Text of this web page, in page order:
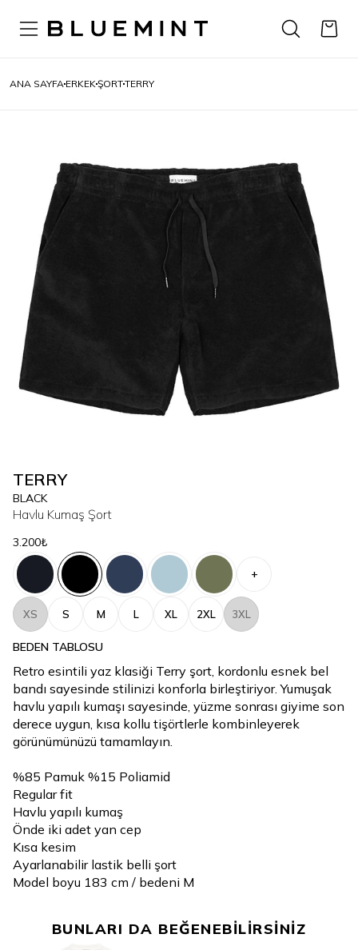
ANA SAYFA ERKEKŞORTTERRY
TERRY
BLACK
Havlu Kumaş Şort
3.200₺
+
XS S M L XL 2XL 3XL
BEDEN TABLOSU
Retro esintili yaz klasiği Terry şort, kordonlu esnek bel
bandı sayesinde stilinizi konforla birleştiriyor. Yumuşak
havlu yapılı kumaşı sayesinde, yüzme sonrası giyime son
derece uygun, kısa kollu tişörtlerle kombinleyerek
görünümünüzü tamamlayın.
%85 Pamuk %15 Poliamid
Regular fit
Havlu yapılı kumaş
Önde iki adet yan cep
Kısa kesim
Ayarlanabilir lastik belli şort
Model boyu 183 cm / bedeni M
BUNLARI DA BEĞENEBİLİRSİNİZ